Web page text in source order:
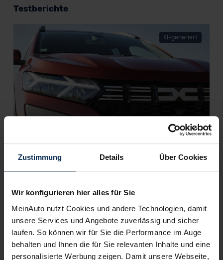
Zustimmung Details Über Cookies
Wir konfigurieren hier alles für Sie
MeinAuto nutzt Cookies und andere Technologien, damit
unsere Services und Angebote zuverlässig und sicher
laufen. So können wir für Sie die Performance im Auge
behalten und Ihnen die für Sie relevanten Inhalte und eine
personalisierte Werbung zeigen. Damit unsere Webseite,
Testberichte
KI-generiert
Dacia Jogger Hybrid (Test 2023): Die lang
ersehnte Alternative für den Kompaktvan?
Jogger Hybrid im Test.
Artikel lesen